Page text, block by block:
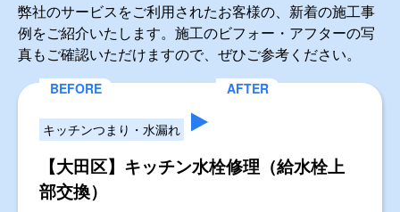
弊社のサービスをご利用されたお客様の、新着の施工事
例をご紹介いたします。施工のビフォー・アフターの写
真もご確認いただけますので、ぜひご参考ください。
キッチンつまり・水漏れ
【大田区】キッチン水栓修理（給水栓上
部交換）